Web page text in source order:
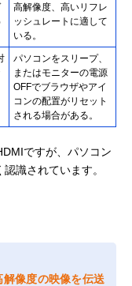
高解像度、高いリフレ
ッシュレートに適して
いる。
パソコンをスリープ、
またはモニターの電源
OFFでブラウザやアイ
コンの配置がリセット
される場合がある。
ですが、パソコン
識されています。
解像度の映像を伝送